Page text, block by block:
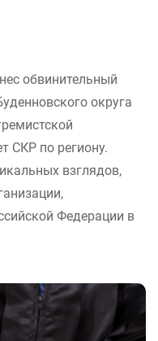
обвинительный
округа
СКР по региону.
взглядов,
Федерации в